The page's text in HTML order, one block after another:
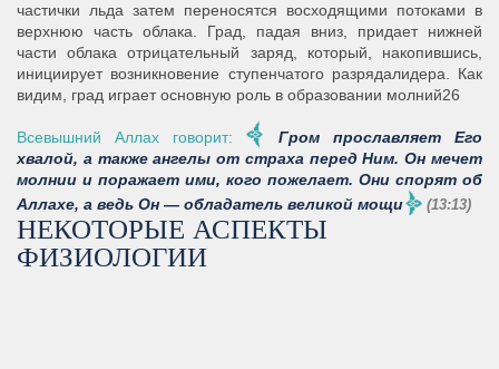
частички льда затем переносятся восходящими потоками в
верхнюю часть облака. Град, падая вниз, придает нижней
части облака отрицательный заряд, который, накопившись,
инициирует возникновение ступенчатого разрядалидера. Как
видим, град играет основную роль в образовании молний26
Всевышний Аллах говорит:
Гром прославляет Его
хвалой, а также ангелы от страха перед Ним. Он мечет
молнии и поражает ими, кого пожелает. Они спорят об
Аллахе, а ведь Он — обладатель великой мощи
(13:13)
НЕКОТОРЫЕ АСПЕКТЫ
ФИЗИОЛОГИИ